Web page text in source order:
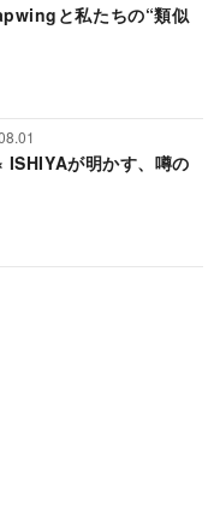
と私たちの“類似
ISHIYAが明かす、噂の